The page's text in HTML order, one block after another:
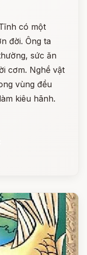
có một
đời. Ông ta
sức ăn
cơm. Nghề vật
vùng đều
kiêu hãnh.